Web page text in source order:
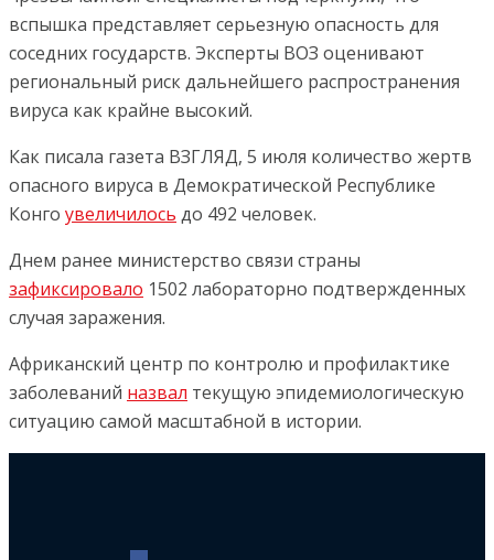
вспышка представляет серьезную опасность для
соседних государств. Эксперты ВОЗ оценивают
региональный риск дальнейшего распространения
вируса как крайне высокий.
Как писала газета ВЗГЛЯД, 5 июля количество жертв
опасного вируса в Демократической Республике
Конго увеличилось до 492 человек.
Днем ранее министерство связи страны
зафиксировало 1502 лабораторно подтвержденных
случая заражения.
Африканский центр по контролю и профилактике
заболеваний назвал текущую эпидемиологическую
ситуацию самой масштабной в истории.